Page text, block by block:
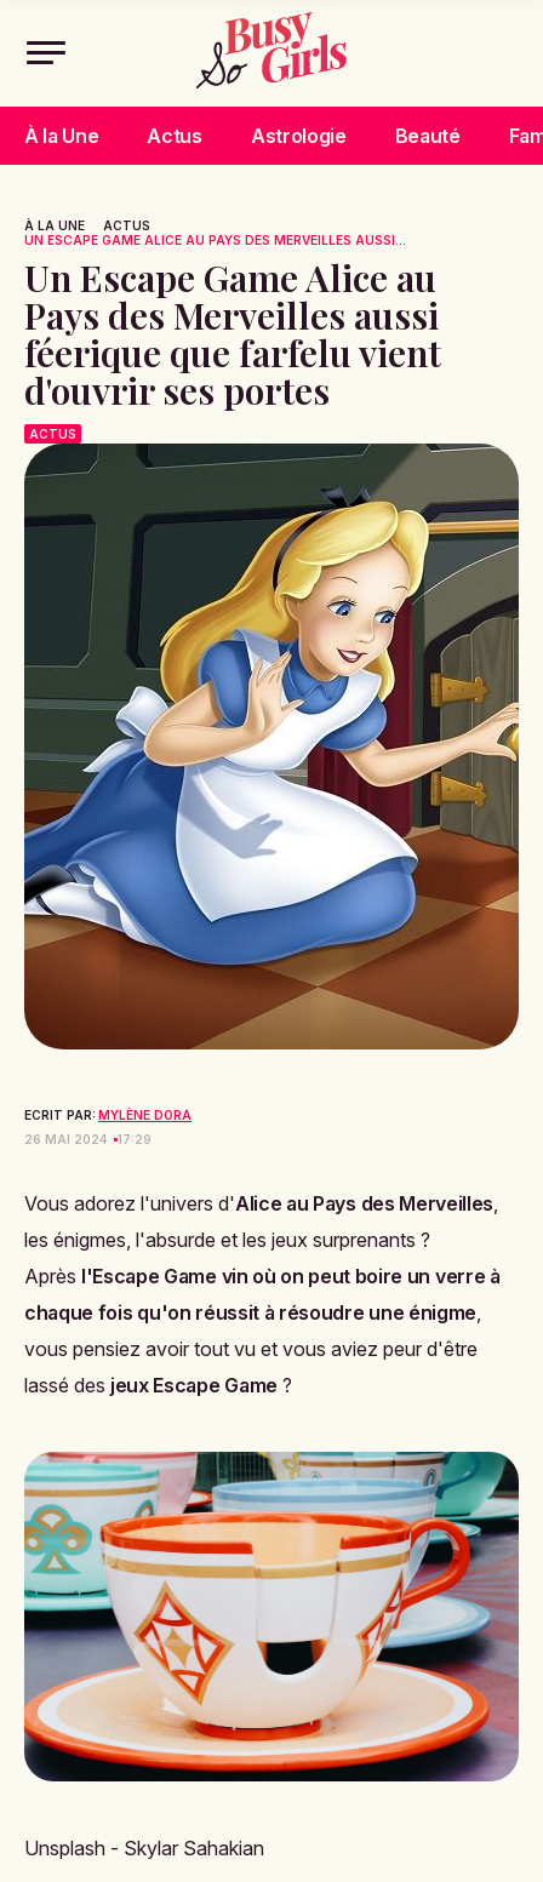
À la Une Actus Astrologie Beauté
À LA UNE
ACTUS
UN ESCAPE GAME ALICE AU PAYS DES MERVEILLES AUSSI...
Un Escape Game Alice au
Pays des Merveilles aussi
féerique que farfelu vient
d'ouvrir ses portes
ACTUS
ECRIT PAR: MYLÈNE DORA
26 MAI 2024
17:29
Vous adorez l'univers d'Alice au Pays des Merveilles,
les énigmes, l'absurde et les jeux surprenants ?
Après l'Escape Game vin où on peut boire un verre à
chaque fois qu'on réussit à résoudre une énigme,
vous pensiez avoir tout vu et vous aviez peur d'être
lassé des jeux Escape Game ?
Unsplash - Skylar Sahakian